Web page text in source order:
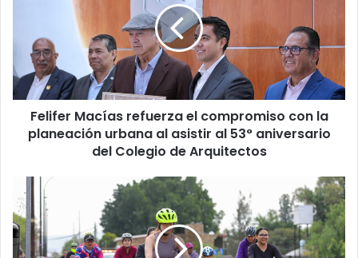
la
planeación
urbana
asistir
aniversario
del
Colegio
de
Arquitectos
Felifer Macías refuerza el compromiso con la
planeación urbana al asistir al 53° aniversario
del Colegio de Arquitectos
Corregidora
realizan
rodada
ciclista